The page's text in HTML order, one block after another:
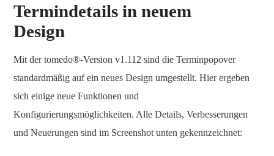
Termindetails in neuem
Design
Mit der tomedo®-Version v1.112 sind die Terminpopover
standardmäßig auf ein neues Design umgestellt. Hier ergeben
sich einige neue Funktionen und
Konfigurierungsmöglichkeiten. Alle Details, Verbesserungen
und Neuerungen sind im Screenshot unten gekennzeichnet: